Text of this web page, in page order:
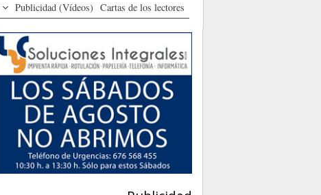
Publicidad (Vídeos) Cartas de los lectores